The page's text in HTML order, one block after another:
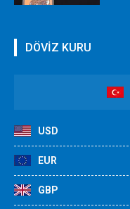
DÖVİZ KURU
USD
EUR
GBP